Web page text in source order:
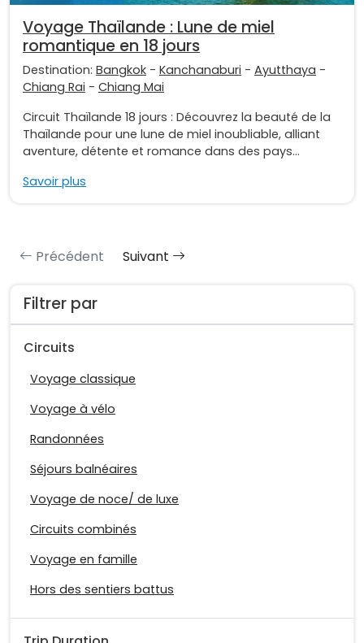
Filtrer par
Circuits
Voyage classique
Voyage à vélo
Randonnées
Séjours balnéaires
Voyage de noce/ de luxe
Circuits combinés
Voyage en famille
Hors des sentiers battus
Voyage Thaïlande : Lune de miel
romantique en 18 jours
Destination: Bangkok - Kanchanaburi - Ayutthaya -
Chiang Rai - Chiang Mai
Circuit Thaïlande 18 jours : Découvrez la beauté de la
Thaïlande pour une lune de miel inoubliable, alliant
aventure, détente et romance dans des pays...
Savoir plus
Précédent Suivant